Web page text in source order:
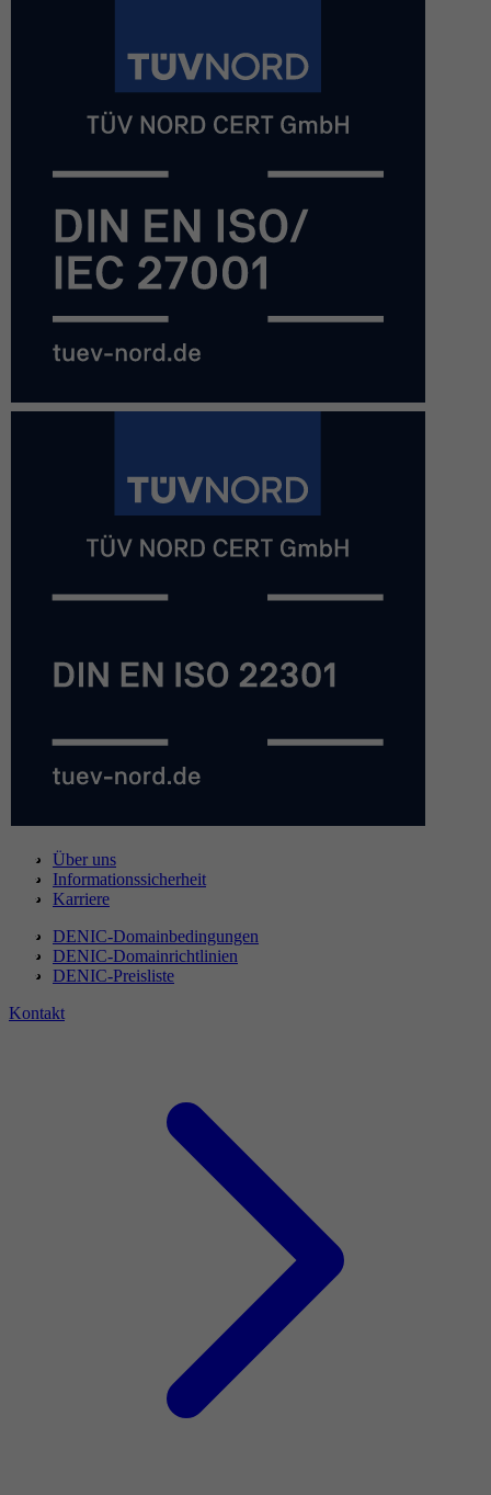
Über uns
Informationssicherheit
Karriere
DENIC-Domainbedingungen
DENIC-Domainrichtlinien
DENIC-Preisliste
Kontakt